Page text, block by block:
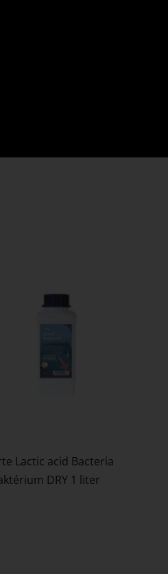
Lactic acid Bacteria
DRY 1 liter